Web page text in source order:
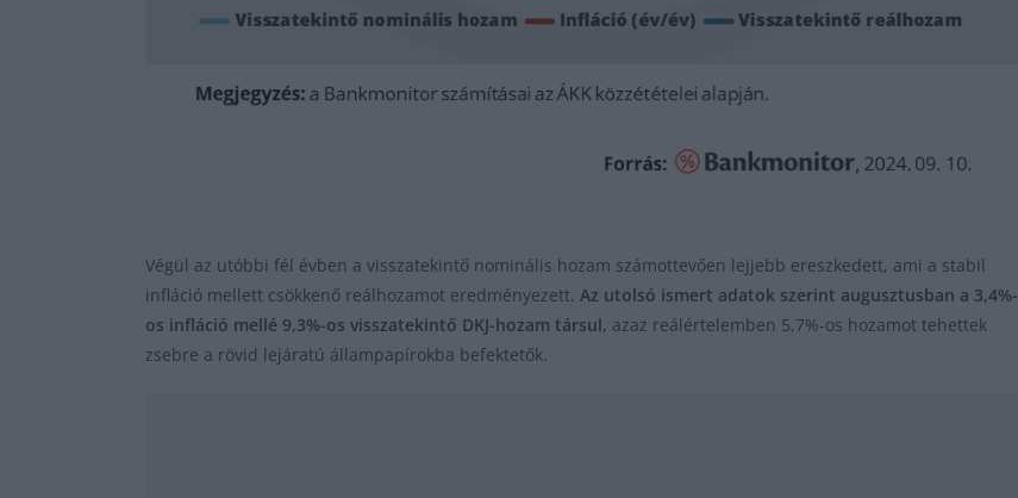
Végül az utóbbi fél évben a visszatekintő nominális hozam számottevően lejjebb ereszkedett, ami a stabil
infláció mellett csökkenő reálhozamot eredményezett. Az utolsó ismert adatok szerint augusztusban a 3,4%-
os infláció mellé 9,3%-os visszatekintő DKJ-hozam társul, azaz reálértelemben 5,7%-os hozamot tehettek
zsebre a rövid lejáratú állampapírokba befektetők.